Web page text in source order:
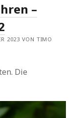
–
2023 VON TIMO
Die